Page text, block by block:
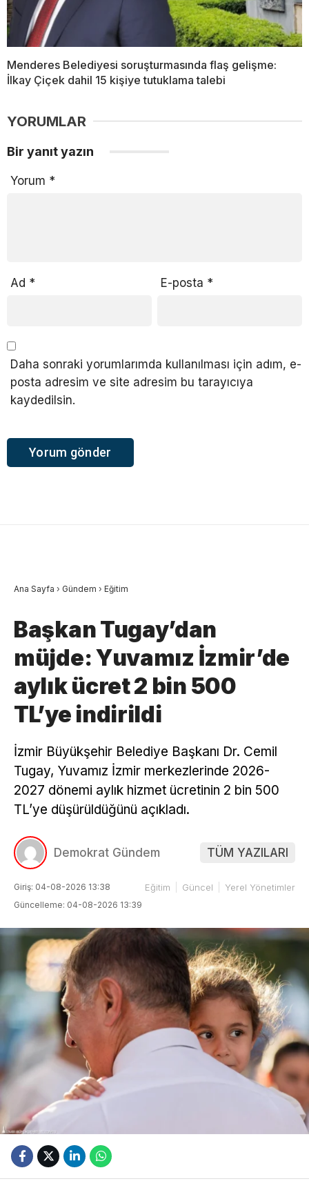
Menderes Belediyesi soruşturmasında flaş gelişme:
İlkay Çiçek dahil 15 kişiye tutuklama talebi
YORUMLAR
Bir yanıt yazın
Yorum *
Ad * E-posta *
Daha sonraki yorumlarımda kullanılması için adım, e-
posta adresim ve site adresim bu tarayıcıya
kaydedilsin.
Ana Sayfa › Gündem › Eğitim
Başkan Tugay’dan
müjde: Yuvamız İzmir’de
aylık ücret 2 bin 500
TL’ye indirildi
İzmir Büyükşehir Belediye Başkanı Dr. Cemil
Tugay, Yuvamız İzmir merkezlerinde 2026-
2027 dönemi aylık hizmet ücretinin 2 bin 500
TL’ye düşürüldüğünü açıkladı.
Demokrat Gündem TÜM YAZILARI
Giriş: 04-08-2026 13:38
Güncelleme: 04-08-2026 13:39
Eğitim Güncel Yerel Yönetimler